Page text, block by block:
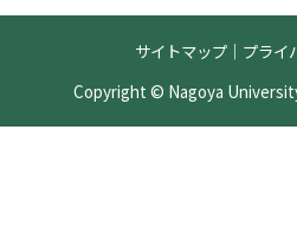
サイトマップ｜ プライ
Copyright © Nagoya